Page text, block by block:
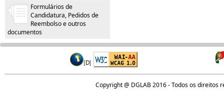
Formulários de
Candidatura, Pedidos de
Reembolso e outros
documentos
Copyright @ DGLAB 2016 - Todos os